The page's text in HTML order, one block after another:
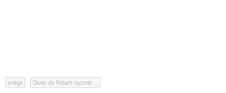
ariège Olivier de Robert raconte ...